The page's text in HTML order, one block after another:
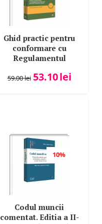
Ghid practic pentru
conformare cu
Regulamentul
Protectia Datelor.
59.00lei 53.10lei
10%
Codul muncii
comentat. Editia a II-